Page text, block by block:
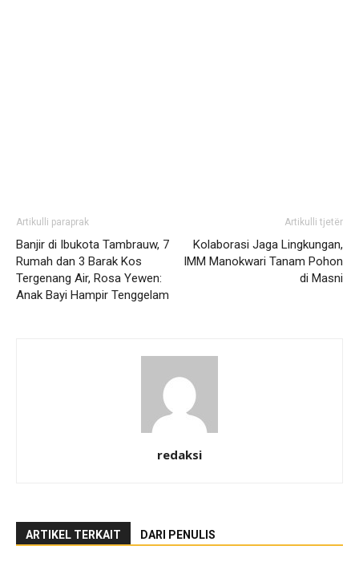
Artikulli paraprak
Banjir di Ibukota Tambrauw, 7
Rumah dan 3 Barak Kos
Tergenang Air, Rosa Yewen:
Anak Bayi Hampir Tenggelam
Artikulli tjetër
Kolaborasi Jaga Lingkungan,
IMM Manokwari Tanam Pohon
di Masni
redaksi
ARTIKEL TERKAIT DARI PENULIS